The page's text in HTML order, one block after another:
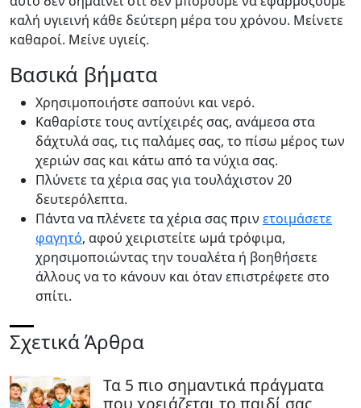
καλή υγιεινή κάθε δεύτερη μέρα του χρόνου. Μείνετε
καθαροί. Μείνε υγιείς.
Βασικά βήματα
Χρησιμοποιήστε σαπούνι και νερό.
Καθαρίστε τους αντίχειρές σας, ανάμεσα στα
δάχτυλά σας, τις παλάμες σας, το πίσω μέρος των
χεριών σας και κάτω από τα νύχια σας.
Πλύνετε τα χέρια σας για τουλάχιστον 20
δευτερόλεπτα.
Πάντα να πλένετε τα χέρια σας πριν ετοιμάσετε
φαγητό, αφού χειριστείτε ωμά τρόφιμα,
χρησιμοποιώντας την τουαλέτα ή βοηθήσετε
άλλους να το κάνουν και όταν επιστρέφετε στο
σπίτι.
Σχετικά Άρθρα
Τα 5 πιο σημαντικά πράγματα
που χρειάζεται το παιδί σας